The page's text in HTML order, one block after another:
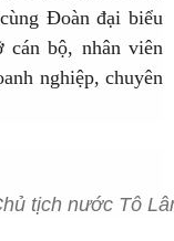
Đoàn đại biểu
cán bộ, nhân viên
nghiệp, chuyên
tịch nước Tô